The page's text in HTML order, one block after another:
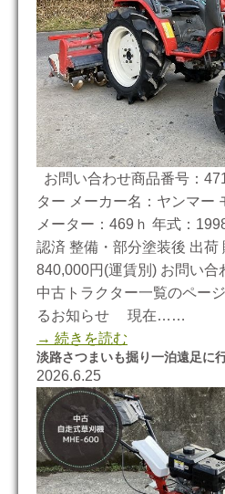
お問い合わせ商品番号：
ター メーカー名：ヤンマー
メーター：469ｈ 年式：
認済 整備・部分塗装後 出荷
840,000円(運賃別) お問い合
中古トラクター一覧のペー
るお知らせ 現在……
→ 続きを読む
淡路さつまいも掘り一泊遠足に
2026.6.25